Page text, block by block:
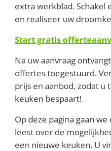
extra werkblad. Schakel
en realiseer uw
Start gratis
Na uw aanvraag
offertes toegestuurd.
prijs en aanbod, zodat u
keuken bespaart!
Op deze pagina gaan
leest over de
een nieuwe keuken. U